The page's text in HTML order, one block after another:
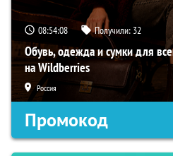
08:54:07 Получили: 32
Обувь, одежда и сумки для
на Wildberries
Россия
Промокод